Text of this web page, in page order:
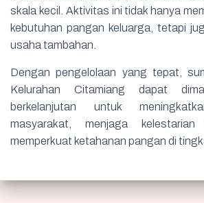
skala kecil. Aktivitas ini tidak hanya
kebutuhan pangan keluarga, tetapi
usaha tambahan.
Dengan pengelolaan yang tepat,
Kelurahan Citamiang dapat
berkelanjutan untuk
masyarakat, menjaga
memperkuat ketahanan pangan di